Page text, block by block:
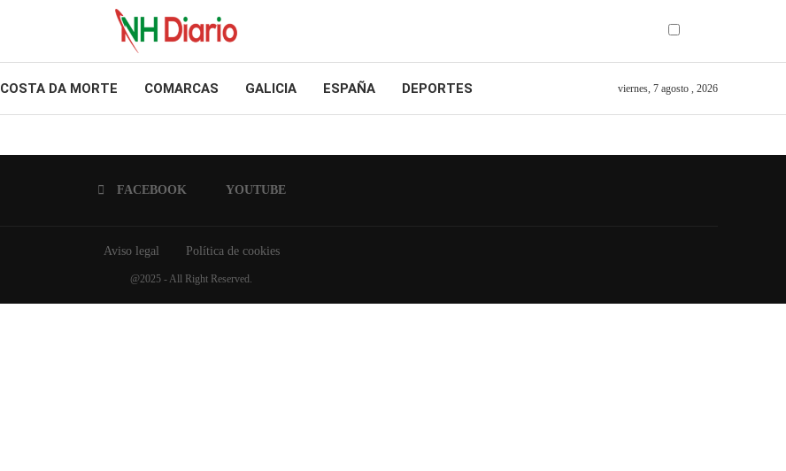
COSTA DA MORTE COMARCAS GALICIA ESPAÑA DEPORTES viernes, 7 agosto , 2026
FACEBOOK YOUTUBE
Aviso legal Política de cookies
@2025 - All Right Reserved.